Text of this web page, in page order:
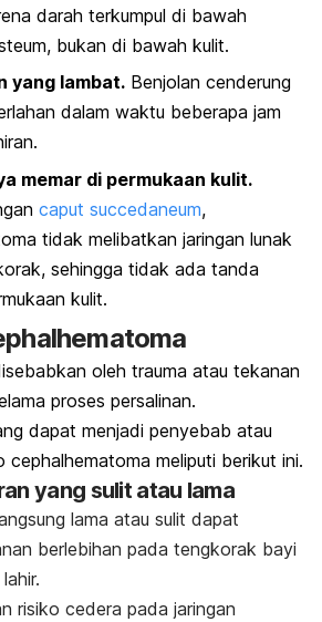
darah terkumpul di bawah
bukan di bawah kulit.
yang lambat. Benjolan cenderung
dalam waktu beberapa jam
memar di permukaan kulit.
caput succedaneum,
tidak melibatkan jaringan lunak
sehingga tidak ada tanda
kulit.
oleh trauma atau tekanan
proses persalinan.
dapat menjadi penyebab atau
cephalhematoma meliputi berikut ini.
yang sulit atau lama
lama atau sulit dapat
berlebihan pada tengkorak bayi
risiko cedera pada jaringan